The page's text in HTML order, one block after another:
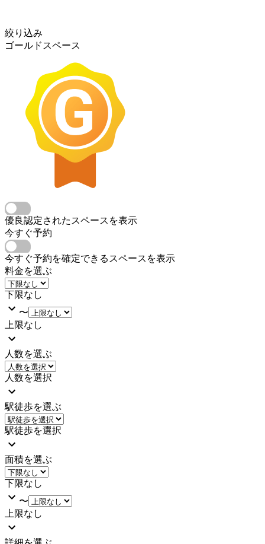
絞り込み
ゴールドスペース
優良認定されたスペースを表示
今すぐ予約
今すぐ予約を確定できるスペースを表示
料金を選ぶ
下限なし
〜
上限なし
人数を選ぶ
人数を選択
駅徒歩を選ぶ
駅徒歩を選択
面積を選ぶ
下限なし
〜
上限なし